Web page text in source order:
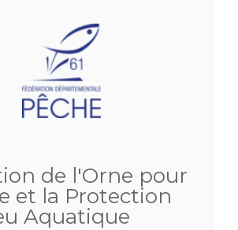
de l'Orne pour
et la Protection
Aquatique